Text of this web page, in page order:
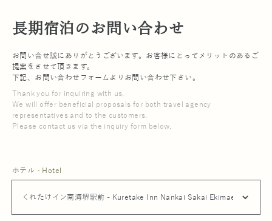
長期宿泊のお問い合わせ
お問い合せ誠にありがとうございます。お客様にとってメリットのあるご
提案をさせて頂きます。
下記、お問い合わせフォームよりお問い合わせ下さい。
Thank you for inquiring with us.
We will offer beneficial proposals for both travel agency
representatives and to the customers.
Please contact us via the inquiry form below.
ホテル - Hotel